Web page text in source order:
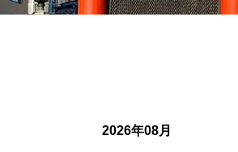
2026年08月